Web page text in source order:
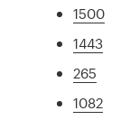
1500
1443
265
1082